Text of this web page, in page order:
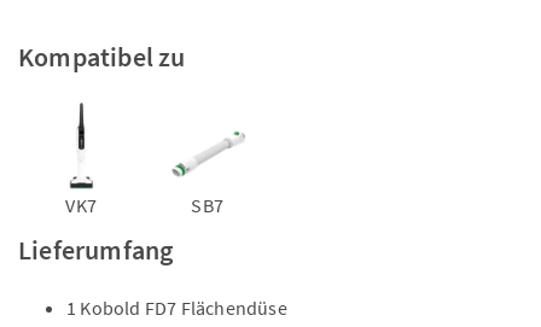
Kompatibel zu
VK7 SB7
Lieferumfang
1 Kobold FD7 Flächendüse